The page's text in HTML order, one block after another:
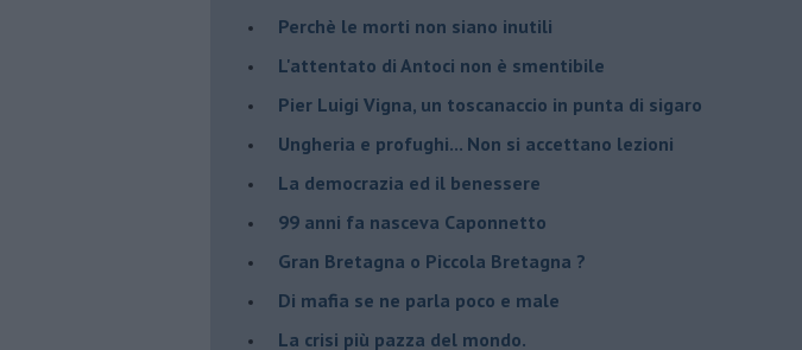
Perchè le morti non siano inutili
L'attentato di Antoci non è smentibile
Pier Luigi Vigna, un toscanaccio in punta di sigaro
Ungheria e profughi... Non si accettano lezioni
La democrazia ed il benessere
99 anni fa nasceva Caponnetto
Gran Bretagna o Piccola Bretagna ?
Di mafia se ne parla poco e male
La crisi più pazza del mondo.